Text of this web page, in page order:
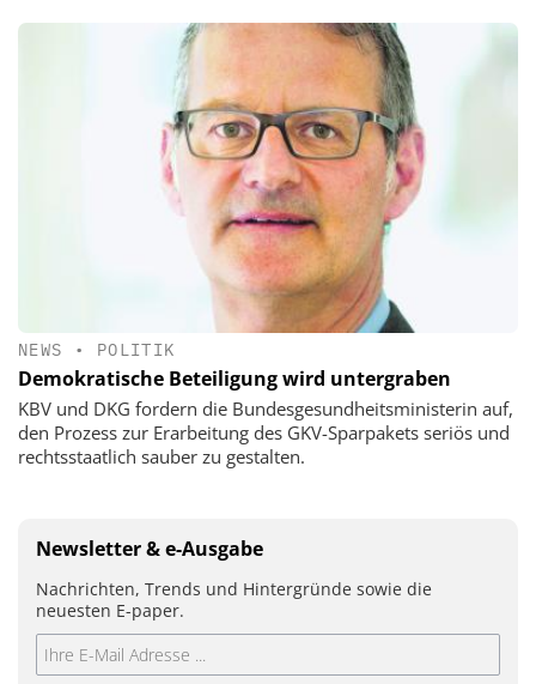
NEWS • POLITIK
Demokratische Beteiligung wird untergraben
KBV und DKG fordern die Bundesgesundheitsministerin auf,
den Prozess zur Erarbeitung des GKV-Sparpakets seriös und
rechtsstaatlich sauber zu gestalten.
Newsletter & e-Ausgabe
Nachrichten, Trends und Hintergründe sowie die
neuesten E-paper.